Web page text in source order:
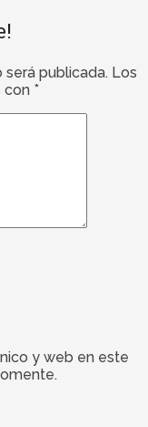
publicada. Los
con *
y web en este